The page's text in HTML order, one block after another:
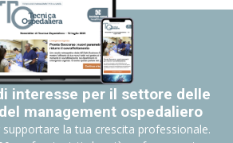
interesse per il settore delle
management ospedaliero
la tua crescita professionale.